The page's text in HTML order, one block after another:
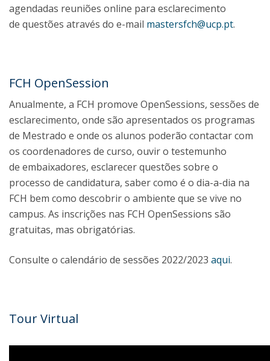
agendadas reuniões online para esclarecimento
de questões através do e-mail mastersfch@ucp.pt.
FCH OpenSession
Anualmente, a FCH promove OpenSessions, sessões de
esclarecimento, onde são apresentados os programas
de Mestrado e onde os alunos poderão contactar com
os coordenadores de curso, ouvir o testemunho
de embaixadores, esclarecer questões sobre o
processo de candidatura, saber como é o dia-a-dia na
FCH bem como descobrir o ambiente que se vive no
campus. As inscrições nas FCH OpenSessions são
gratuitas, mas obrigatórias.
Consulte o calendário de sessões 2022/2023 aqui.
Tour Virtual